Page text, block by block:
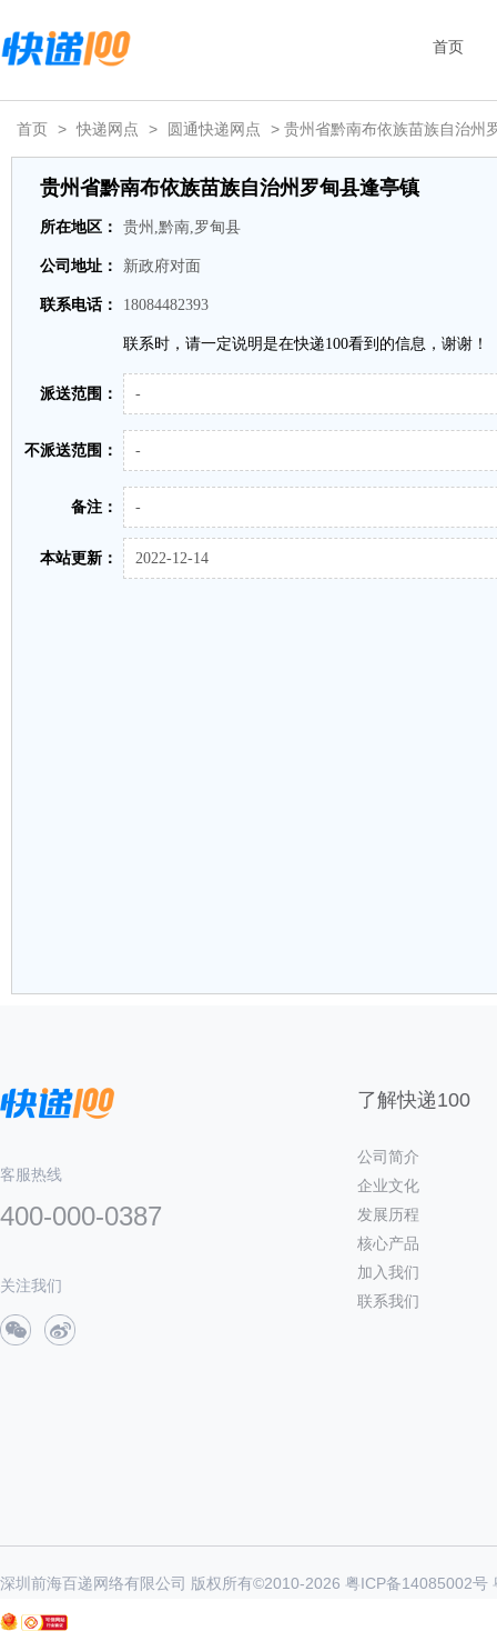
首页
首页 > 快递网点 > 圆通快递网点 > 贵州省黔南布依族苗族自治州
贵州省黔南布依族苗族自治州罗甸县逢亭镇
所在地区： 贵州,黔南,罗甸县
公司地址： 新政府对面
联系电话： 18084482393
联系时，请一定说明是在快递100看到的信息，谢谢！
派送范围： -
不派送范围： -
备注： -
本站更新： 2022-12-14
客服热线
400-000-0387
关注我们
了解快递100
公司简介
企业文化
发展历程
核心产品
加入我们
联系我们
深圳前海百递网络有限公司 版权所有©2010-2026 粤ICP备14085002号